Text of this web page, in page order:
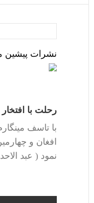
نشرات
رحلت با
با تاسف
افغان و
نمود ( عبد